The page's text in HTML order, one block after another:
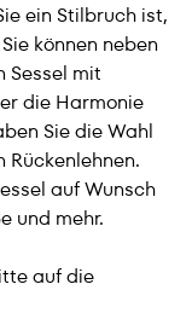
ein Stilbruch ist,
können neben
Sessel mit
die Harmonie
Sie die Wahl
auf Wunsch
und mehr.
auf die